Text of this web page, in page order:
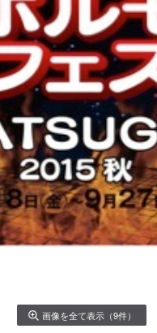
画像を全て表示（9件）